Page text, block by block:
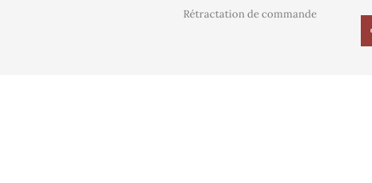
Rétractation de commande